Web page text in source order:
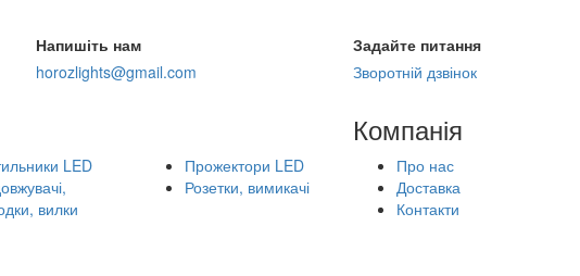
Напишіть нам
horozlights@gmail.com
Задайте питання
Зворотній дзвінок
LED
вилки
Прожектори LED
Розетки, вимикачі
Компанія
Про нас
Доставка
Контакти